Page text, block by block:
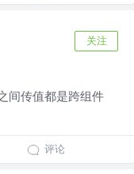
关注
间传值都是跨组件
评论